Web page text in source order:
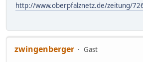
http://www.oberpfalznetz.de/zeitung/
zwingenberger
Gast